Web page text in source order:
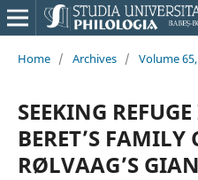
Home / Archives / Volume
SEEKING
BERET’S FAMILY
RØLVAAG’S